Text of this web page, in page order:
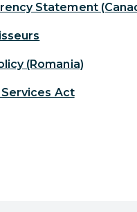
Statement
(Romania)
Act